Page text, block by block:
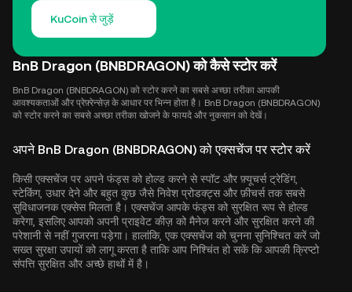
KuCoin से जुड़ें
BnB Dragon (BNBDRAGON) को कैसे स्टोर करें
BnB Dragon (BNBDRAGON) को स्टोर करने का सबसे अच्छा तरीका आपकी
आवश्यकताओं और प्रेफ़्रेन्सेज़ के आधार पर भिन्न होता है। BnB Dragon (BNBDRAGON)
को स्टोर करने का सबसे अच्छा तरीका खोजने के फायदे और नुकसान को देखें।
अपने BnB Dragon (BNBDRAGON) को एक्सचेंज पर स्टोर करें
किसी एक्सचेंज पर अपने फंड्स को होल्ड करने से स्पॉट और फ़्यूचर्स ट्रेडिंग,
स्टेकिंग, उधार देने और बहुत कुछ जैसे निवेश प्रोडक्ट्स और फ़ीचर्स तक सबसे
सुविधाजनक एक्सेस मिलता है। एक्सचेंज आपके फंड्स को सुरक्षित रूप से होल्ड
करेगा, इसलिए आपको अपनी प्राइवेट कीज़ को मैनेज करने और सुरक्षित करने की
परेशानी से नहीं गुजरना पड़ेगा। हालांकि, एक एक्सचेंज को चुनना सुनिश्चित करें जो
सख्त सुरक्षा उपायों को लागू करता है ताकि आप निश्चिंत हो सकें कि आपकी क्रिप्टो
संपत्ति सुरक्षित और अच्छे हाथों में है।